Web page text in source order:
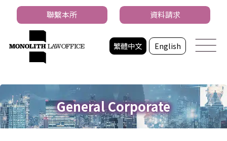
繁體中文 English
聯繫本所 資料請求
General Corporate